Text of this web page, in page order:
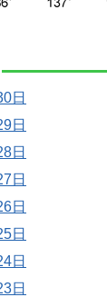
日
日
日
日
日
日
日
日